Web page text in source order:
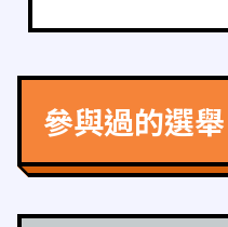
參與過的選舉